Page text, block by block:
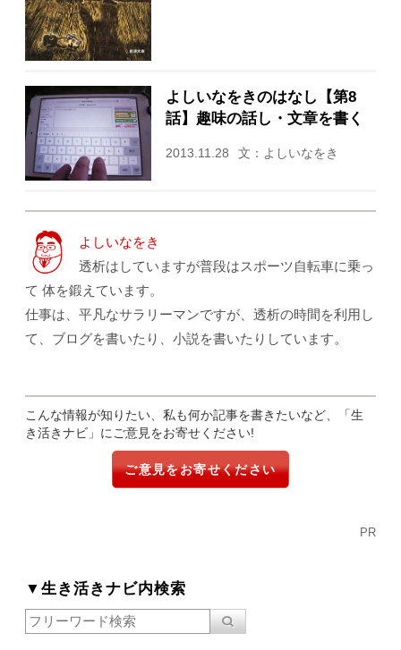
よしいなをきのはなし【第8
話】趣味の話し・文章を書く
2013.11.28 文：よしいなをき
よしいなをき
透析はしていますが普段はスポーツ自転車に乗っ
て 体を鍛えています。
仕事は、平凡なサラリーマンですが、透析の時間を利用し
て、ブログを書いたり、小説を書いたりしています。
こんな情報が知りたい、私も何か記事を書きたいなど、「生
き活きナビ」にご意見をお寄せください!
ご意見をお寄せください
PR
▼生き活きナビ内検索